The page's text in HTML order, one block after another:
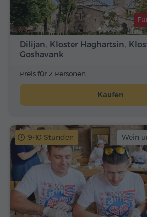
Dilijan, Kloster Haghartsin,
Goshavank
Preis für 2 Personen
Kaufen
9-10 Stunden Wein